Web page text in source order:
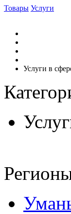
Товары Услуги
Услуги в